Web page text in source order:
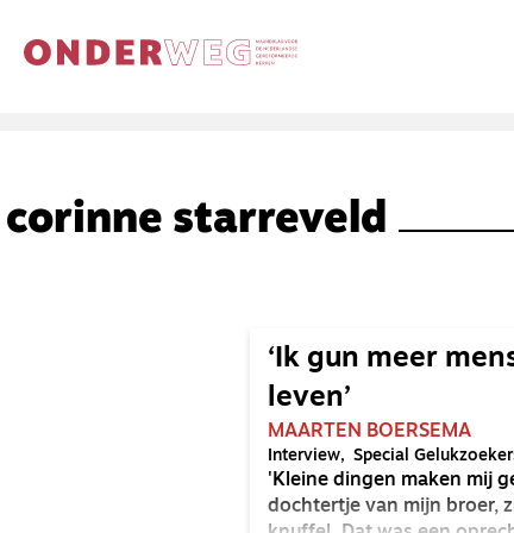
corinne starreveld
‘Ik gun meer
leven’
MAARTEN BOERSEMA
Interview Special
'Kleine dingen maken mij
dochtertje van mijn broer,